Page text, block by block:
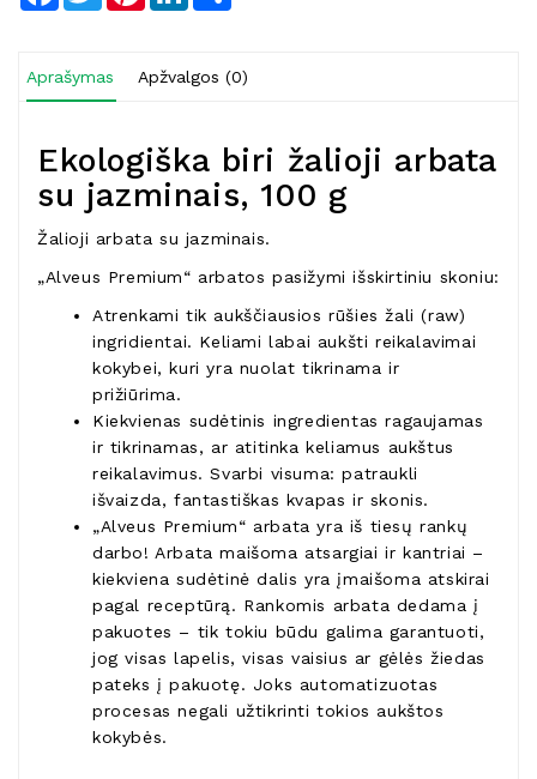
Aprašymas Apžvalgos (0)
Ekologiška biri žalioji arbata
su jazminais, 100 g
Žalioji arbata su jazminais.
„Alveus Premium“ arbatos pasižymi išskirtiniu skoniu:
Atrenkami tik aukščiausios rūšies žali (raw)
ingridientai. Keliami labai aukšti reikalavimai
kokybei, kuri yra nuolat tikrinama ir
prižiūrima.
Kiekvienas sudėtinis ingredientas ragaujamas
ir tikrinamas, ar atitinka keliamus aukštus
reikalavimus. Svarbi visuma: patraukli
išvaizda, fantastiškas kvapas ir skonis.
„Alveus Premium“ arbata yra iš tiesų rankų
darbo! Arbata maišoma atsargiai ir kantriai –
kiekviena sudėtinė dalis yra įmaišoma atskirai
pagal receptūrą. Rankomis arbata dedama į
pakuotes – tik tokiu būdu galima garantuoti,
jog visas lapelis, visas vaisius ar gėlės žiedas
pateks į pakuotę. Joks automatizuotas
procesas negali užtikrinti tokios aukštos
kokybės.